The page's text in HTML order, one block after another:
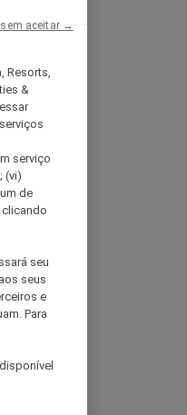
Resorts,
&
serviço
(vi)
de
seu
seus
e
Para
aceitar →